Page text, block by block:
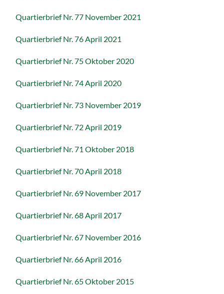
Quartierbrief Nr. 77 November 2021
Quartierbrief Nr. 76 April 2021
Quartierbrief Nr. 75 Oktober 2020
Quartierbrief Nr. 74 April 2020
Quartierbrief Nr. 73 November 2019
Quartierbrief Nr. 72 April 2019
Quartierbrief Nr. 71 Oktober 2018
Quartierbrief Nr. 70 April 2018
Quartierbrief Nr. 69 November 2017
Quartierbrief Nr. 68 April 2017
Quartierbrief Nr. 67 November 2016
Quartierbrief Nr. 66 April 2016
Quartierbrief Nr. 65 Oktober 2015